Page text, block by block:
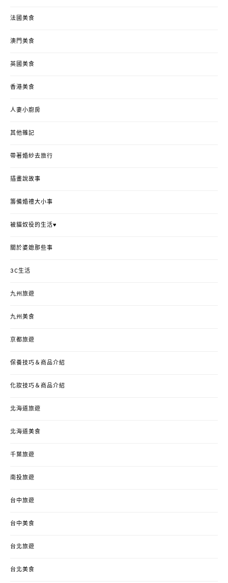
法國美食
澳門美食
英國美食
香港美食
人妻小廚房
其他雜記
帶著婚紗去旅行
插畫說故事
籌備婚禮大小事
被貓奴役的生活♥
關於婆媳那些事
3C生活
九州旅遊
九州美食
京都旅遊
保養技巧＆商品介紹
化妝技巧＆商品介紹
北海道旅遊
北海道美食
千葉旅遊
南投旅遊
台中旅遊
台中美食
台北旅遊
台北美食